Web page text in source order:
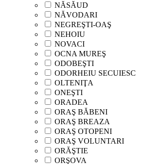
NĂSĂUD
NĂVODARI
NEGREŞTI-OAŞ
NEHOIU
NOVACI
OCNA MUREŞ
ODOBEŞTI
ODORHEIU SECUIESC
OLTENIŢA
ONEŞTI
ORADEA
ORAŞ BĂBENI
ORAŞ BREAZA
ORAŞ OTOPENI
ORAŞ VOLUNTARI
ORĂŞTIE
ORŞOVA